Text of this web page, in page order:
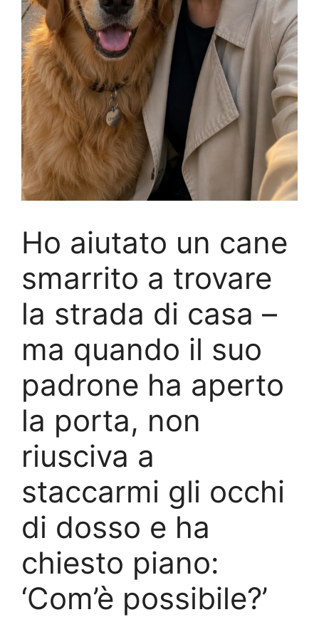
Ho aiutato un cane
smarrito a trovare
la strada di casa –
ma quando il suo
padrone ha aperto
la porta, non
riusciva a
staccarmi gli occhi
di dosso e ha
chiesto piano:
‘Com’è possibile?’